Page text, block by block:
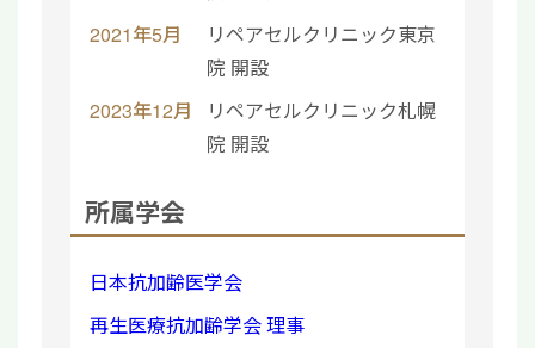
2021年5月
リペアセルクリニック東京
院 開設
2023年12月
リペアセルクリニック札幌
院 開設
所属学会
日本抗加齢医学会
再生医療抗加齢学会 理事